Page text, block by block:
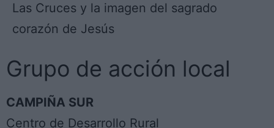
Las Cruces y la imagen del sagrado
corazón de Jesús
Grupo de acción local
CAMPIÑA SUR
Centro de Desarrollo Rural